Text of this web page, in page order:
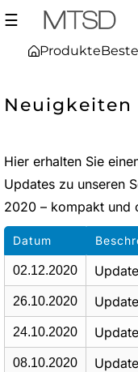
☰
Produkte
Neuigkeiten
Hier erhalten Sie
Updates zu unseren
2020 – kompakt und
Datum
02.12.2020
26.10.2020
24.10.2020
08.10.2020